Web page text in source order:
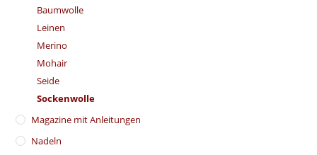
Baumwolle
Leinen
Merino
Mohair
Seide
Sockenwolle
Magazine mit Anleitungen
Nadeln